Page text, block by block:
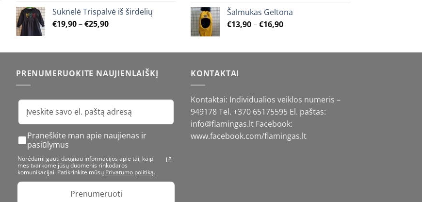
€12,90
through
Suknelė Trispalvė iš širdelių
€19,90–€25,90Price
through
Šalmukas Geltona
€13,90–€16,90Price
through
PRENUMERUOKITE NAUJIENLAIŠKĮ
Praneškite man apie naujienas ir
pasiūlymus
Norėdami gauti daugiau informacijos apie tai, kaip
mes tvarkome jūsų duomenis rinkodaros
komunikacijai. Patikrinkite mūsų Privatumo politiką.
Prenumeruoti
KONTAKTAI
Kontaktai: Individualios veiklos numeris –
949178 Tel. +370 65175595 El. paštas:
info@flamingas.lt Facebook:
www.facebook.com/flamingas.lt